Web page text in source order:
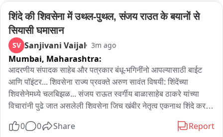
शिंदे की शिवसेना में उथल-पुथल, संजय राउत के बयानों से
सियासी घमासान
SV Sanjivani Vaijal 3m ago
Mumbai, Maharashtra:
आदरणीय संपादक साहेब और पत्रकार बंधू-भगिनींनो आपल्यासाठी बाईट
आणि पॉइंटर... शिवसेना राज्य प्रवक्ते अरुण सावंत विषयी: शिंदेंच्या
शिवसेनेमध्ये चलबिझळ... संजय राऊत स्वर्गीय बाळासाहेब ठाकरे यांच्या
विचारांनी पुढे जात असलेली शिवसेना जिच खंबीर नेतृत्व एकनाथ शिंदे करत
नाही. संजय राऊत म्हणतात की कायद्यानेच आम्ही शिवसेनाला संपवू. परंतु
0 0 Share Report